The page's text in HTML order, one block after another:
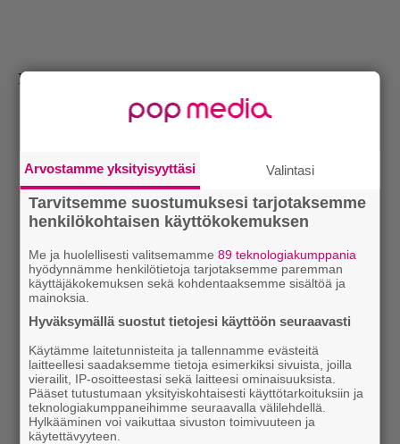
Lähde:
Arvostamme yksityisyyttäsi Valintasi
Tarvitsemme suostumuksesi tarjotaksemme
henkilökohtaisen käyttökokemuksen
Me ja huolellisesti valitsemamme89 teknologiakumppania
hyödynnämme henkilötietoja tarjotaksemme paremman
käyttäjäkokemuksen sekä kohdentaaksemme sisältöä ja
mainoksia.
Hyväksymällä suostut tietojesi käyttöön seuraavasti
Käytämme laitetunnisteita ja tallennamme evästeitä
laitteellesi saadaksemme tietoja esimerkiksi sivuista, joilla
vierailit, IP-osoitteestasi sekä laitteesi ominaisuuksista.
Pääset tutustumaan yksityiskohtaisesti käyttötarkoituksiin ja
teknologiakumppaneihimme seuraavalla välilehdellä.
Hylkääminen voi vaikuttaa sivuston toimivuuteen ja
käytettävyyteen.